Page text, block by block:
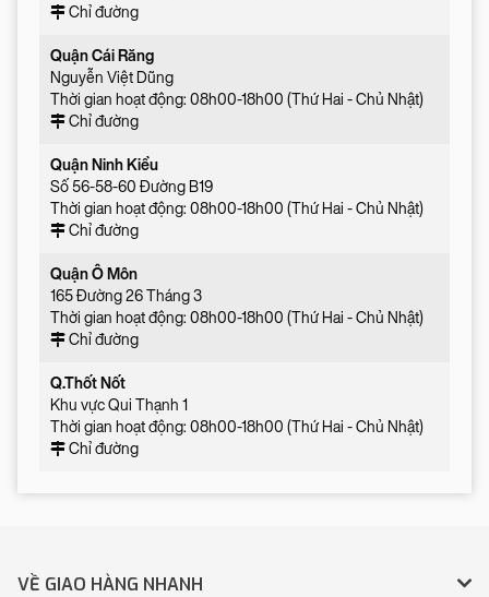
Chỉ đường
Quận Cái Răng
Nguyễn Việt Dũng
Thời gian hoạt động: 08h00-18h00 (Thứ Hai - Chủ Nhật)
Chỉ đường
Quận Ninh Kiều
Số 56-58-60 Đường B19
Thời gian hoạt động: 08h00-18h00 (Thứ Hai - Chủ Nhật)
Chỉ đường
Quận Ô Môn
165 Đường 26 Tháng 3
Thời gian hoạt động: 08h00-18h00 (Thứ Hai - Chủ Nhật)
Chỉ đường
Q.Thốt Nốt
Khu vực Qui Thạnh 1
Thời gian hoạt động: 08h00-18h00 (Thứ Hai - Chủ Nhật)
Chỉ đường
VỀ GIAO HÀNG NHANH